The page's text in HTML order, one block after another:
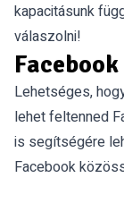
kapacitásunk
válaszolni!
Lehetséges,
lehet feltenned
is segítségére
Facebook